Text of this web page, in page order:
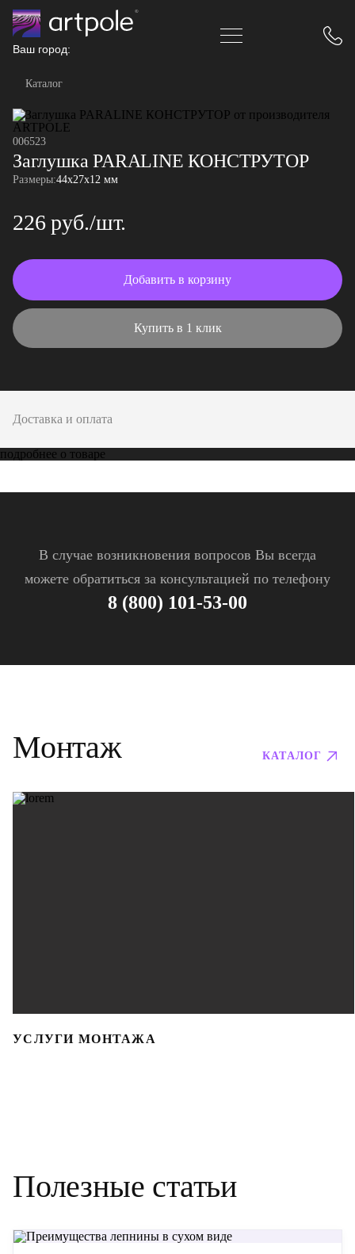
Ваш город:
Каталог
006523
Заглушка PARALINE КОНСТРУТОР
Размеры:44x27x12 мм
226 руб./шт.
Добавить в корзину
Купить в 1 клик
Доставка и оплата
подробнее о товаре
В случае возникновения вопросов Вы всегда
можете обратиться за консультацией по телефону
8 (800) 101-53-00
Монтаж КАТАЛОГ
УСЛУГИ МОНТАЖА
Полезные статьи